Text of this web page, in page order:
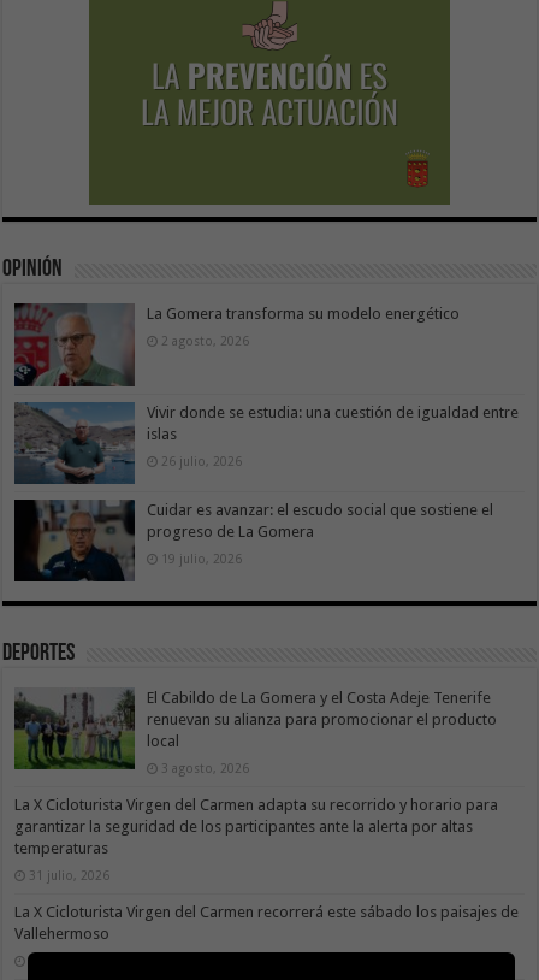
Opinión
La Gomera transforma su modelo energético
2 agosto, 2026
Vivir donde se estudia: una cuestión de igualdad entre
islas
26 julio, 2026
Cuidar es avanzar: el escudo social que sostiene el
progreso de La Gomera
19 julio, 2026
Deportes
El Cabildo de La Gomera y el Costa Adeje Tenerife
renuevan su alianza para promocionar el producto
local
3 agosto, 2026
La X Cicloturista Virgen del Carmen adapta su recorrido y horario para
garantizar la seguridad de los participantes ante la alerta por altas
temperaturas
31 julio, 2026
La X Cicloturista Virgen del Carmen recorrerá este sábado los paisajes de
Vallehermoso